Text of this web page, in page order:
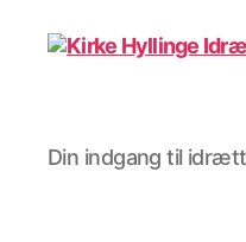
Kirke
Hyllinge
Din indgang til